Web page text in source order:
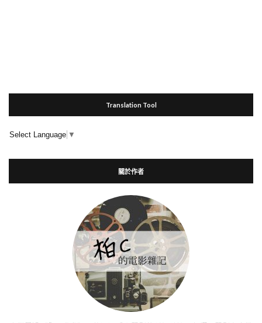
Translation Tool
Select Language ▼
關於作者